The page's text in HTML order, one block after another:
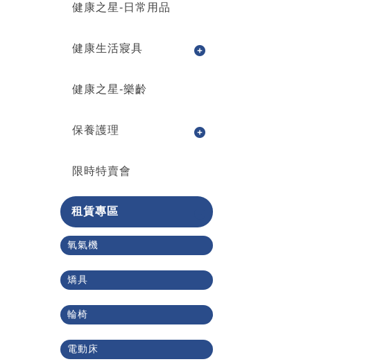
健康之星-日常用品
健康生活寢具
健康之星-樂齡
保養護理
限時特賣會
租賃專區
氧氣機
矯具
輪椅
電動床